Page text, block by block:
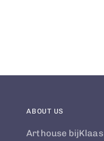
ABOUT US
Arthouse